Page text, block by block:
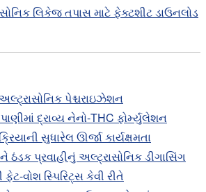
લિકેજ તપાસ માટે ફેક્ટશીટ ડાઉનલોડ
પેશ્ચરાઇઝેશન
દ્રાવ્ય નેનો-THC ફોર્મ્યુલેશન
સુધારેલ ઊર્જા કાર્યક્ષમતા
પ્રવાહીનું અલ્ટ્રાસોનિક ડીગાસિંગ
વોશ સ્પિરિટ્સ કેવી રીતે